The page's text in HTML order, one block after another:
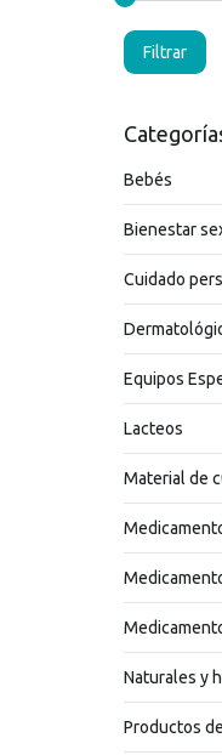
Precio
mínimo
Precio
máximo
Filtrar
Bebés
Bienestar
Cuidado
Equipos
Lacteos
Material de
Naturales y
Productos